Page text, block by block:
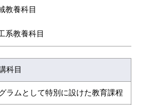
教養科目
系教養科目
科目
ラムとして特別に設けた教育課程